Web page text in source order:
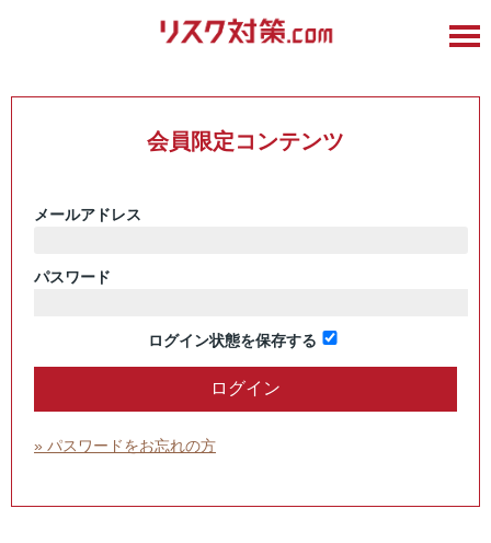
会員限定コンテンツ
メールアドレス
パスワード
ログイン状態を保存する
» パスワードをお忘れの方